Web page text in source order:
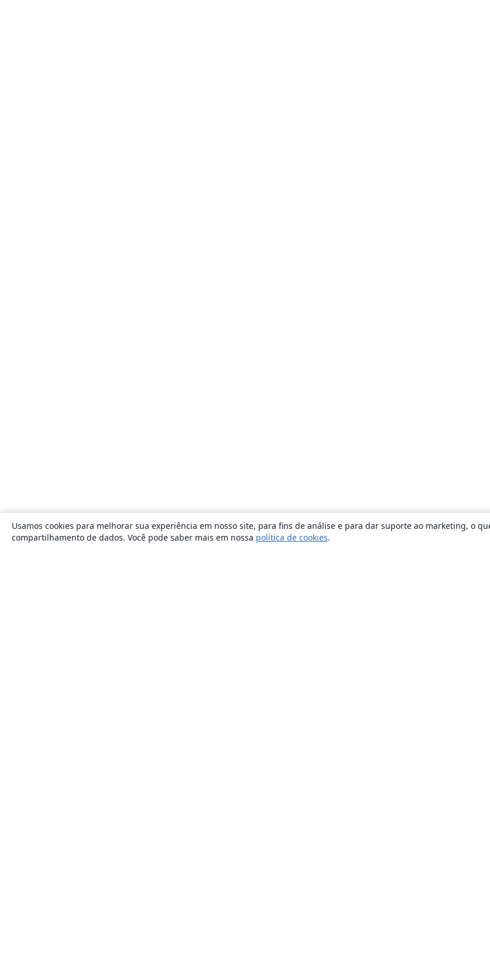
Usamos cookies para melhorar sua experiência em nosso site, para fins de análise e para dar suporte ao marketing, o
compartilhamento de dados. Você pode saber mais em nossa política de cookies.